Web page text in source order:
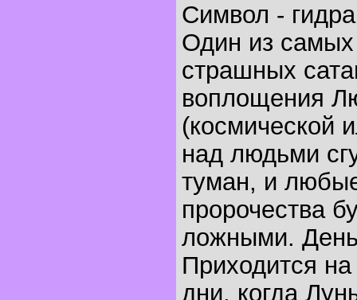
Символ -
Один из
страшных
воплощения
(космической
над людьми
туман, и
пророчества
ложными. День
Приходится
дни, когда